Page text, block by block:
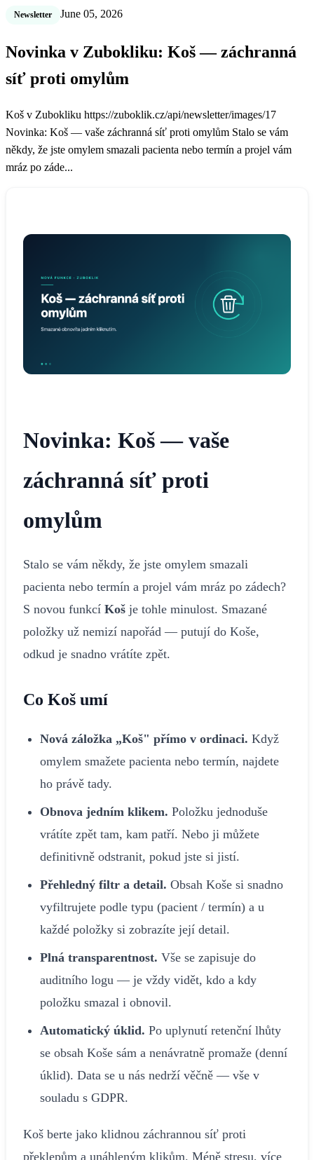
Newsletter June 05, 2026
Novinka v Zubokliku: Koš — záchranná
síť proti omylům
Koš v Zubokliku https://zuboklik.cz/api/newsletter/images/17
Novinka: Koš — vaše záchranná síť proti omylům Stalo se vám
někdy, že jste omylem smazali pacienta nebo termín a projel vám
mráz po záde...
Novinka: Koš — vaše
záchranná síť proti
omylům
Stalo se vám někdy, že jste omylem smazali
pacienta nebo termín a projel vám mráz po zádech?
S novou funkcí Koš je tohle minulost. Smazané
položky už nemizí napořád — putují do Koše,
odkud je snadno vrátíte zpět.
Co Koš umí
Nová záložka „Koš" přímo v ordinaci. Když
omylem smažete pacienta nebo termín, najdete
ho právě tady.
Obnova jedním klikem. Položku jednoduše
vrátíte zpět tam, kam patří. Nebo ji můžete
definitivně odstranit, pokud jste si jistí.
Přehledný filtr a detail. Obsah Koše si snadno
vyfiltrujete podle typu (pacient / termín) a u
každé položky si zobrazíte její detail.
Plná transparentnost. Vše se zapisuje do
auditního logu — je vždy vidět, kdo a kdy
položku smazal i obnovil.
Automatický úklid. Po uplynutí retenční lhůty
se obsah Koše sám a nenávratně promaže (denní
úklid). Data se u nás nedrží věčně — vše v
souladu s GDPR.
Koš berte jako klidnou záchrannou síť proti
překlepům a unáhleným klikům. Méně stresu, více